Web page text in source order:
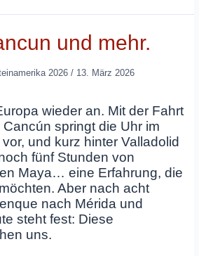
und mehr.
2026/ 13. März 2026
wieder an. Mit der Fahrt
springt die Uhr im
und kurz hinter Valladolid
fünf Stunden von
Maya… eine Erfahrung, die
Aber nach acht
nach Mérida und
steht fest: Diese
uns.